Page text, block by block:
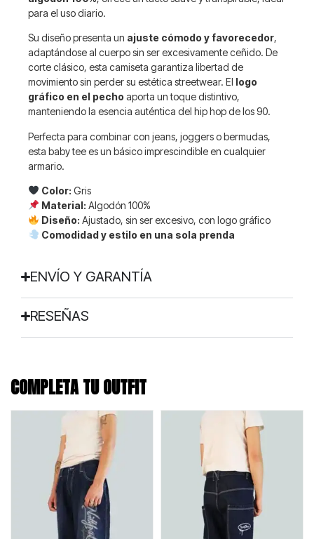
para el uso diario.
Su diseño presenta un ajuste cómodo y favorecedor,
adaptándose al cuerpo sin ser excesivamente ceñido. De
corte clásico, esta camiseta garantiza libertad de
movimiento sin perder su estética streetwear. El logo
gráfico en el pecho aporta un toque distintivo,
manteniendo la esencia auténtica del hip hop de los 90.
Perfecta para combinar con jeans, joggers o bermudas,
esta baby tee es un básico imprescindible en cualquier
armario.
Color: Gris
Material: Algodón 100%
Diseño: Ajustado, sin ser excesivo, con logo gráfico
Comodidad y estilo en una sola prenda
ENVÍO Y GARANTÍA
RESEÑAS
COMPLETA TU OUTFIT